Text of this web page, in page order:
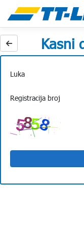
Kasni
Luka
Registracija broj